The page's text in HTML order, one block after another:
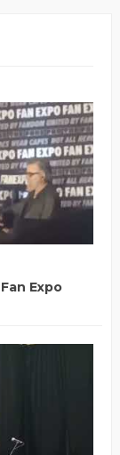
Expo